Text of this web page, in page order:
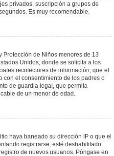
privados, suscripción a grupos de
Es muy recomendable.
Protección de Niños menores de 13
Unidos, donde se solicita a los
recolectores de información, que el
con el consentimiento de los padres o
de guardia legal, que permita
de un menor de edad.
haya baneado su dirección IP o que el
registrarse, esté deshabilitado.
de nuevos usuarios. Póngase en